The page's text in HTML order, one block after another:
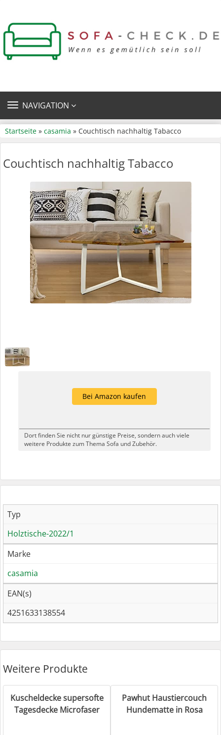
TOGGLE
NAVIGATION
Startseite » casamia » Couchtisch nachhaltig Tabacco
Couchtisch nachhaltig Tabacco
Bei Amazon kaufen
Dort finden Sie nicht nur günstige Preise, sondern auch viele
weitere Produkte zum Thema Sofa und Zubehör.
Typ
Holztische-2022/1
Marke
casamia
EAN(s)
4251633138554
Weitere Produkte
Kuscheldecke supersofte
Tagesdecke Microfaser
Pawhut Haustiercouch
Hundematte in Rosa